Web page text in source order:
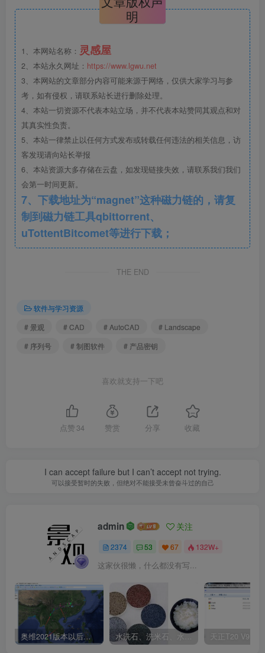
破解
1. 进入「应用程序」文件夹，找到「Autodesk」文件夹
明
1、本网站名称： 灵感屋
2、本站永久网址： https://www.lgwu.net
3、本网站的文章部分内容可能来源于网络，仅供大家学习与参
考，如有侵权，请联系站长进行删除处理。
4、本站一切资源不代表本站立场，并不代表本站赞同其观点和对
其真实性负责。
5、本站一律禁止以任何方式发布或转载任何违法的相关信息，访
客发现请向站长举报
6、本站资源大多存储在云盘，如发现链接失效，请联系我们我们
会第一时间更新。
7、下载地址为“magnet”这种磁力链的，请复
制到磁力链工具qbittorrent、
uTottentBitcomet等进行下载；
THE END
软件与学习资源
# 景观
# CAD # AutoCAD
# Landscape
# 序列号
# 制图软件 # 产品密钥
喜欢就支持一下吧
点赞 34 赞赏 分享 收藏
I can accept failure but I can’t accept not trying.
可以接受暂时的失败，但绝对不能接受未曾奋斗过的自己
admin 关注
2374 53 67 132W+
这家伙很懒，什么都没有写...
奥维2021版本以后不能用谷歌地图？最新解决办法苹果安卓电脑 水洗石、洗米石、水刷石、水磨石、胶粘石傻傻分不清楚